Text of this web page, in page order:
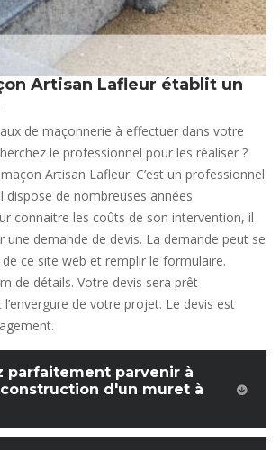
Artisan Lafleur établit un
de maçonnerie à effectuer dans votre
le professionnel pour les réaliser ?
Artisan Lafleur. C’est un professionnel
dispose de nombreuses années
connaitre les coûts de son intervention, il
une demande de devis. La demande peut se
ce site web et remplir le formulaire.
de détails. Votre devis sera prêt
de votre projet. Le devis est
parfaitement parvenir à
d'un muret à